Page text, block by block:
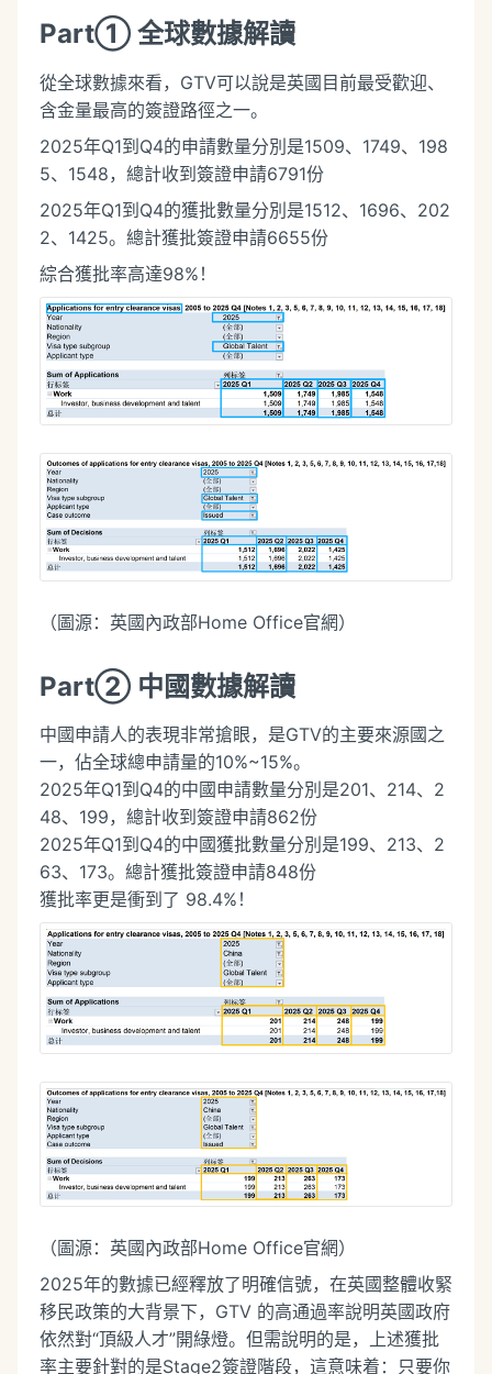
Part① 全球數據解讀
從全球數據來看，GTV可以說是英國目前最受歡迎、
含金量最高的簽證路徑之一。
2025年Q1到Q4的申請數量分別是1509、1749、198
5、1548，總計收到簽證申請6791份
2025年Q1到Q4的獲批數量分別是1512、1696、202
2、1425。總計獲批簽證申請6655份
綜合獲批率高達98%！
（圖源：英國內政部Home Office官網）
Part② 中國數據解讀
中國申請人的表現非常搶眼，是GTV的主要來源國之
一，佔全球總申請量的10%~15%。
2025年Q1到Q4的中國申請數量分別是201、214、2
48、199，總計收到簽證申請862份
2025年Q1到Q4的中國獲批數量分別是199、213、2
63、173。總計獲批簽證申請848份
獲批率更是衝到了 98.4%！
（圖源：英國內政部Home Office官網）
2025年的數據已經釋放了明確信號，在英國整體收緊
移民政策的大背景下，GTV 的高通過率說明英國政府
依然對“頂級人才”開綠燈。但需說明的是，上述獲批
率主要針對的是Stage2簽證階段，這意味着：只要你